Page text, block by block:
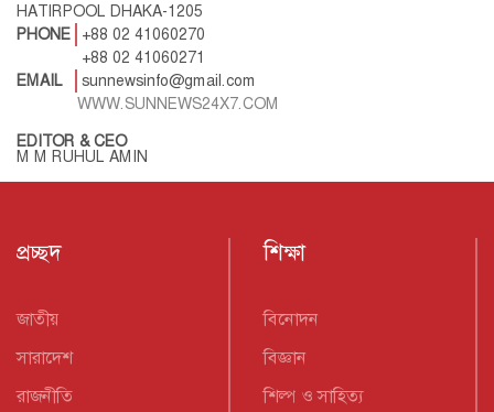
HATIRPOOL DHAKA-1205
PHONE
+88 02 41060270
+88 02 41060271
EMAIL
sunnewsinfo@gmail.com
WWW.SUNNEWS24X7.COM
EDITOR & CEO
M M RUHUL AMIN
প্রচ্ছদ
জাতীয়
সারাদেশ
রাজনীতি
শিক্ষা
বিনোদন
বিজ্ঞান
শিল্প ও সাহিত্য